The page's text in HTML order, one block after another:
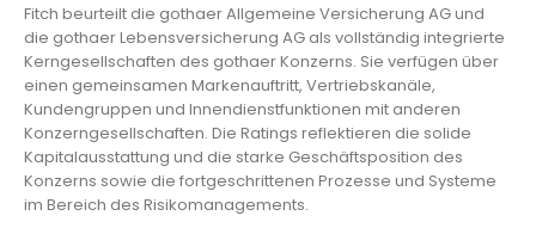
Fitch beurteilt die gothaer Allgemeine Versicherung AG und
die gothaer Lebensversicherung AG als vollständig integrierte
Kerngesellschaften des gothaer Konzerns. Sie verfügen über
einen gemeinsamen Markenauftritt, Vertriebskanäle,
Kundengruppen und Innendienstfunktionen mit anderen
Konzerngesellschaften. Die Ratings reflektieren die solide
Kapitalausstattung und die starke Geschäftsposition des
Konzerns sowie die fortgeschrittenen Prozesse und Systeme
im Bereich des Risikomanagements.